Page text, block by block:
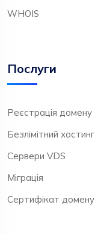
WHOIS
Послуги
Реєстрація домену
Безлімітний хостинг
Сервери VDS
Міграція
Сертифікат домену